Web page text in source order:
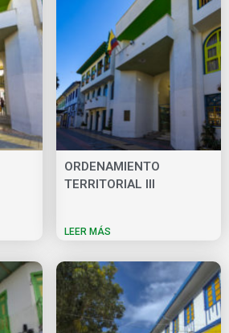
ORDENAMIENTO
TERRITORIAL III
LEER MÁS